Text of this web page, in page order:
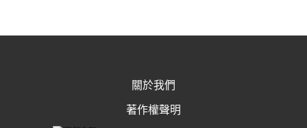
關於我們
著作權聲明